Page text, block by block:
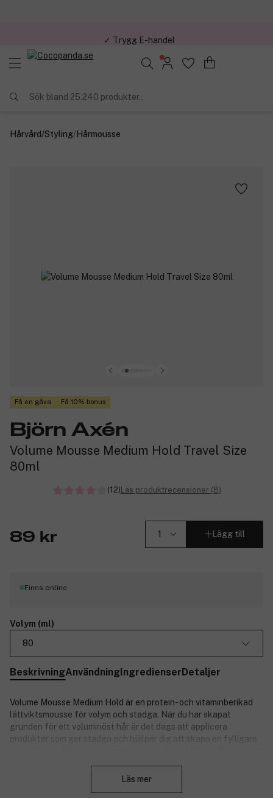
Sök bland 25.240 produkter..
Hårvård/Styling/Hårmousse
Få en gåva Få 10% bonus
Björn Axén
Volume Mousse Medium Hold Travel Size
80ml
(12)Läs produktrecensioner (8)
89 kr Lägg till
Finns online
Volym (ml)
80
BeskrivningAnvändningIngredienserDetaljer
Volume Mousse Medium Hold är en protein- och vitaminberikad
lättviktsmousse för volym och stadga. När du har skapat
grunden för ett voluminöst hår är det dags att applicera
produkter som ger stadga och hjälper dig att skapa en fylligare
och fylligare med en naturlig volym. Produkten har en livlig och
Läs mer